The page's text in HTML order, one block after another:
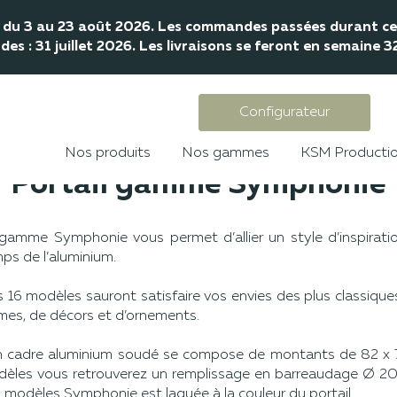
3 au 23 août 2026. Les commandes passées durant
: 31 juillet 2026. Les livraisons se feront en semaine
Configurateur
Nos produits Nos gammes KSM
Portail gamme Symphonie
Symphonie vous permet d’allier un style
de l’aluminium.
16 modèles sauront satisfaire vos envies des plus
de décors et d’ornements.
cadre aluminium soudé se compose de montants de 82
vous retrouverez un remplissage en barreaudage Ø